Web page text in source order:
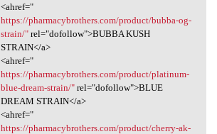
<ahref="
https://pharmacybrothers.com/product/bubba-og-
strain/"rel="dofollow">BUBBA KUSH
STRAIN</a>
<ahref="
https://pharmacybrothers.com/product/platinum-
blue-dream-strain/"rel="dofollow">BLUE
DREAM STRAIN</a>
<ahref="
https://pharmacybrothers.com/product/cherry-ak-